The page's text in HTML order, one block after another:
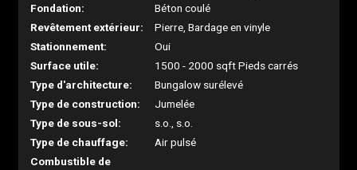
Fondation:
Béton coulé
Revêtement extérieur:
Pierre, Bardage en vinyle
Stationnement:
Oui
Surface utile:
1500 - 2000 sqft Pieds carrés
Type d'architecture:
Bungalow surélevé
Type de construction:
Jumelée
Type de sous-sol:
s.o., s.o.
Type de chauffage:
Air pulsé
Combustible de